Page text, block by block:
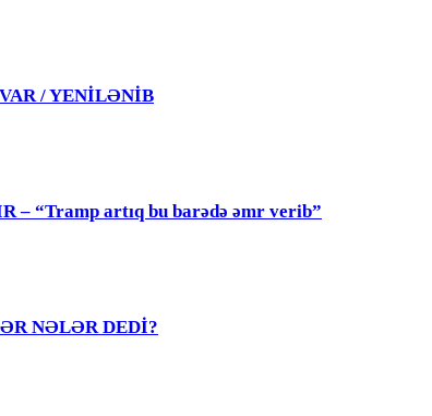
/ YENİLƏNİB
– “Tramp artıq bu barədə əmr verib”
NƏLƏR DEDİ?